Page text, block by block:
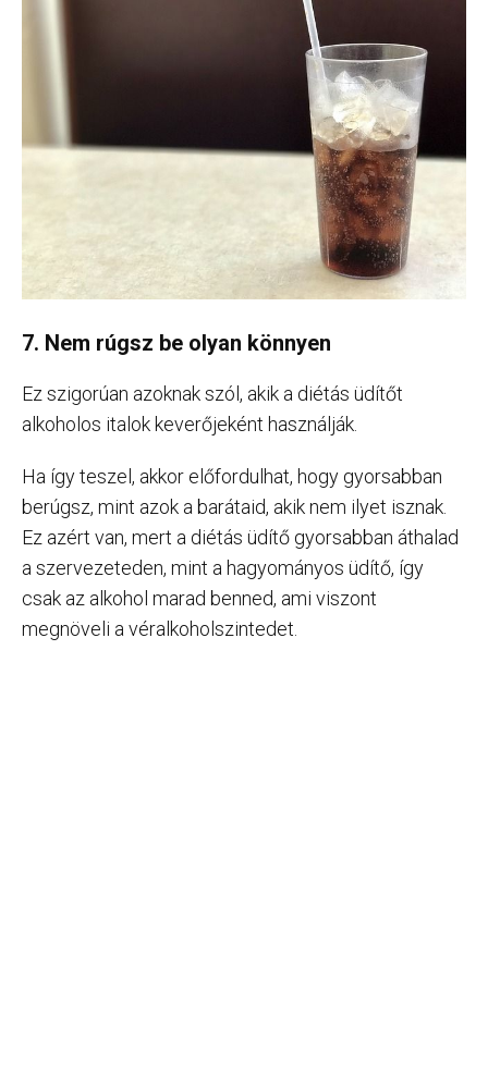
7. Nem rúgsz be olyan könnyen
Ez szigorúan azoknak szól, akik a diétás üdítőt
alkoholos italok keverőjeként használják.
Ha így teszel, akkor előfordulhat, hogy gyorsabban
berúgsz, mint azok a barátaid, akik nem ilyet isznak.
Ez azért van, mert a diétás üdítő gyorsabban áthalad
a szervezeteden, mint a hagyományos üdítő, így
csak az alkohol marad benned, ami viszont
megnöveli a véralkoholszintedet.